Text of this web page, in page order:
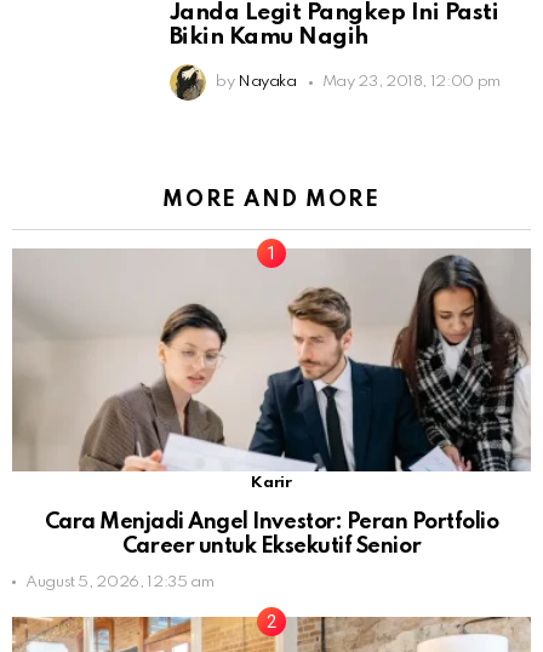
Janda Legit Pangkep Ini Pasti
Bikin Kamu Nagih
by Nayaka May 23, 2018, 12:00 pm
MORE AND MORE
Karir
Cara Menjadi Angel Investor: Peran Portfolio
Career untuk Eksekutif Senior
August 5, 2026, 12:35 am